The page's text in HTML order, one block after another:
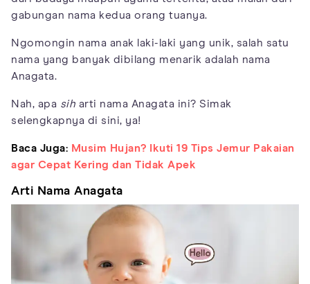
gabungan nama kedua orang tuanya.
Ngomongin nama anak laki-laki yang unik, salah satu
nama yang banyak dibilang menarik adalah nama
Anagata.
Nah, apa sih arti nama Anagata ini? Simak
selengkapnya di sini, ya!
Baca Juga: Musim Hujan? Ikuti 19 Tips Jemur Pakaian
agar Cepat Kering dan Tidak Apek
Arti Nama Anagata